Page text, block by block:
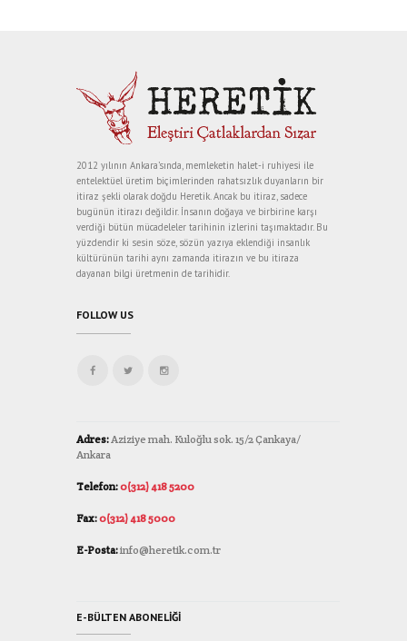
2012 yılının Ankara’sında, memleketin halet-i ruhiyesi ile
entelektüel üretim biçimlerinden rahatsızlık duyanların bir
itiraz şekli olarak doğdu Heretik. Ancak bu itiraz, sadece
bugünün itirazı değildir. İnsanın doğaya ve birbirine karşı
verdiği bütün mücadeleler tarihinin izlerini taşımaktadır. Bu
yüzdendir ki sesin söze, sözün yazıya eklendiği insanlık
kültürünün tarihi aynı zamanda itirazın ve bu itiraza
dayanan bilgi üretmenin de tarihidir.
FOLLOW US
Adres: Aziziye mah. Kuloğlu sok. 15/2 Çankaya/
Ankara
Telefon:0(312) 418 5200
Fax:0(312) 418 5000
E-Posta:info@heretik.com.tr
E-BÜLTEN ABONELIĞI